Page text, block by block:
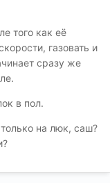
того как её
газовать и
сразу же
в пол.
на люк, саш?